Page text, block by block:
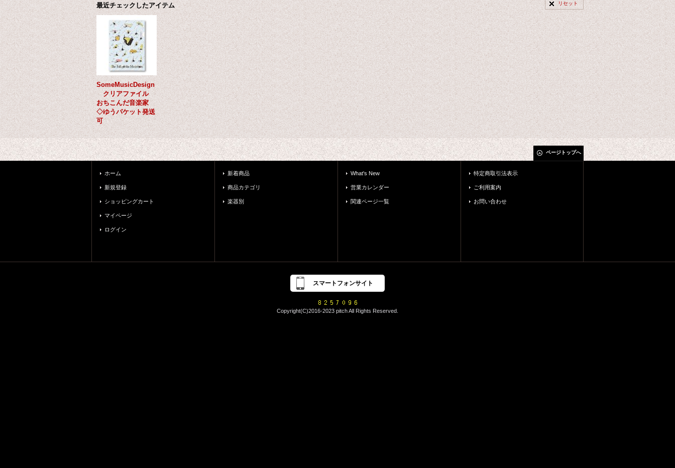
最近チェックしたアイテム リセット
SomeMusicDesign
クリアファイル
おちこんだ音楽家
◇ゆうパケット発送
可
ページトップへ
ホーム
新規登録
ショッピングカート
マイページ
ログイン
新着商品
商品カテゴリ
楽器別
What's New
営業カレンダー
関連ページ一覧
特定商取引法表示
ご利用案内
お問い合わせ
スマートフォンサイト
Copyright(C)2016-2023 pitch All Rights Reserved.